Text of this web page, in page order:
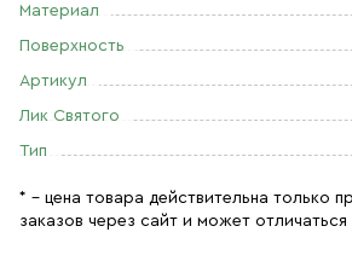
Материал
Поверхность
Артикул
Лик Святого
Тип
* – цена товара действительна только
заказов через сайт и может отличаться